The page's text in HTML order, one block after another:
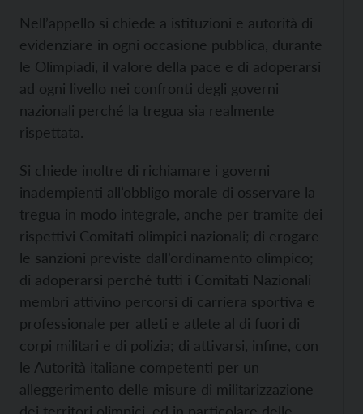
Nell’appello si chiede a istituzioni e autorità di
evidenziare in ogni occasione pubblica, durante
le Olimpiadi, il valore della pace e di adoperarsi
ad ogni livello nei confronti degli governi
nazionali perché la tregua sia realmente
rispettata.
Si chiede inoltre di richiamare i governi
inadempienti all’obbligo morale di osservare la
tregua in modo integrale, anche per tramite dei
rispettivi Comitati olimpici nazionali; di erogare
le sanzioni previste dall’ordinamento olimpico;
di adoperarsi perché tutti i Comitati Nazionali
membri attivino percorsi di carriera sportiva e
professionale per atleti e atlete al di fuori di
corpi militari e di polizia; di attivarsi, infine, con
le Autorità italiane competenti per un
alleggerimento delle misure di militarizzazione